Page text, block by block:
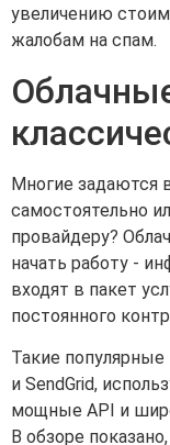
увеличению
жалобам на спам.
Многие задаются
самостоятельно
провайдеру?
начать работу -
входят в пакет
постоянного
Такие популярные
и SendGrid,
мощные API и
В обзоре